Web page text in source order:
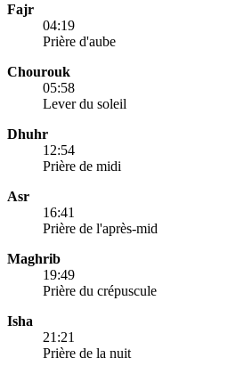
Fajr
04:19
Prière d'aube
Chourouk
05:58
Lever du soleil
Dhuhr
12:54
Prière de midi
Asr
16:41
Prière de l'après-mid
Maghrib
19:49
Prière du crépuscule
Isha
21:21
Prière de la nuit